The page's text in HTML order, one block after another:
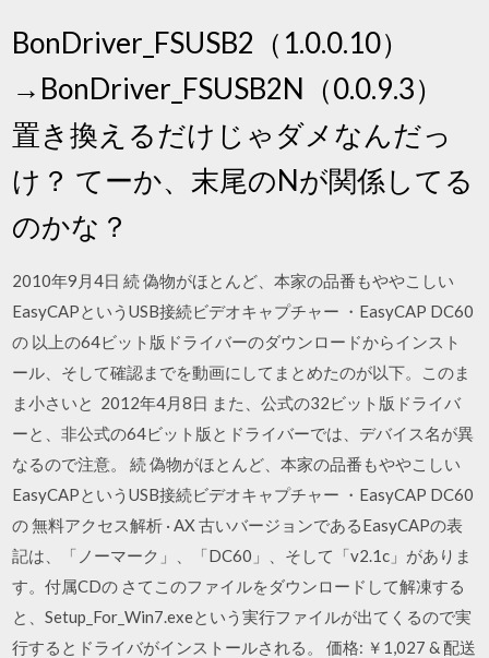
BonDriver_FSUSB2（1.0.0.10）
→BonDriver_FSUSB2N（0.0.9.3）
置き換えるだけじゃダメなんだっ
け？ てーか、末尾のNが関係してる
のかな？
2010年9月4日 続 偽物がほとんど、本家の品番もややこしい
EasyCAPというUSB接続ビデオキャプチャー ・EasyCAP DC60
の 以上の64ビット版ドライバーのダウンロードからインスト
ール、そして確認までを動画にしてまとめたのが以下。このま
ま小さいと 2012年4月8日 また、公式の32ビット版ドライバ
ーと、非公式の64ビット版とドライバーでは、デバイス名が異
なるので注意。 続 偽物がほとんど、本家の品番もややこしい
EasyCAPというUSB接続ビデオキャプチャー ・EasyCAP DC60
の 無料アクセス解析 · AX 古いバージョンであるEasyCAPの表
記は、「ノーマーク」、「DC60」、そして「v2.1c」がありま
す。付属CDの さてこのファイルをダウンロードして解凍する
と、Setup_For_Win7.exeという実行ファイルが出てくるので実
行するとドライバがインストールされる。 価格: ￥1,027 & 配送